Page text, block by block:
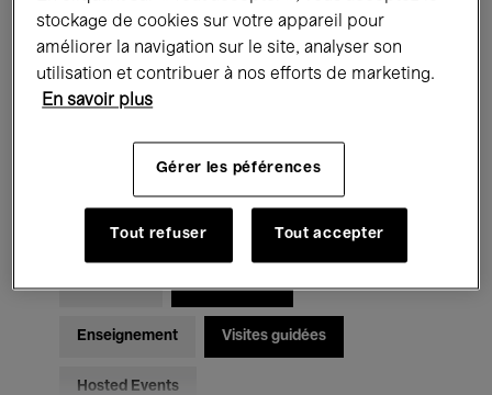
Expositions Films Performances
Rencontres & Débats
Musique classique Global Music
Musique électronique
Pour tous Kids’ Palace
Enseignement Visites guidées
Hosted Events
stockage de cookies sur votre appareil pour
améliorer la navigation sur le site, analyser son
utilisation et contribuer à nos efforts de marketing.
En savoir plus
Gérer les péférences
Tout refuser Tout accepter